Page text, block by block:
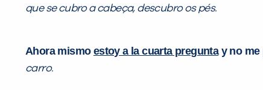
que se cubro a cabeça, descubro os pés.
Ahora mismo estoy a la cuarta preguntay no me
carro.